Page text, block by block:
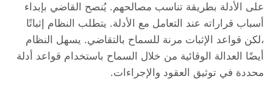
على الأدلة بطريقة تناسب مصالحهم. يُنصح القاضي بإبداء
أسباب قراراته عند التعامل مع الأدلة. يتطلب النظام إثباتًا
،لكن قواعد الإثبات مرنة للسماح بالتقاضي. يسهل النظام
أيضًا العدالة الوقائية من خلال السماح باستخدام قواعد أدلة
محددة في توثيق العقود والإجراءات.